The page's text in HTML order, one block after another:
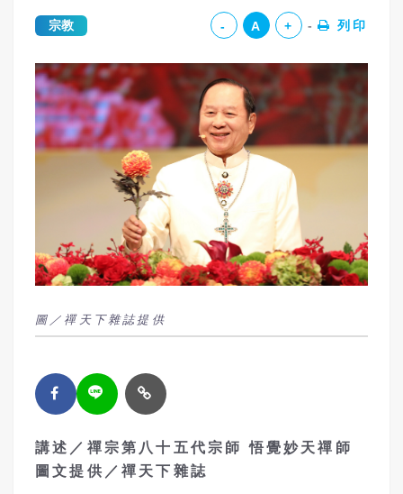
宗教 - A + 列印
圖／禪天下雜誌提供
講述／禪宗第八十五代宗師 悟覺妙天禪師
圖文提供／禪天下雜誌